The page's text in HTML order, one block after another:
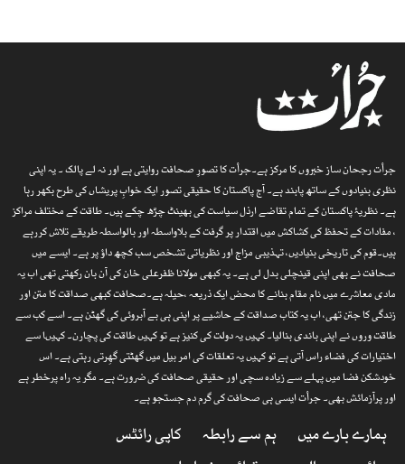
جرأت رجحان ساز خبروں کا مرکز ہے۔جرأت کا تصورِ صحافت روایتی ہے اور نہ لے پالک ۔ یہ اپنی
نظری بنیادوں کے ساتھ پابند ہے۔ آج پاکستان کا حقیقی تصور ایک خوابِ پریشاں کی طرح بکھر رہا
ہے۔ نظریۂ پاکستان کے تمام تقاضے ارذل سیاست کی بھینٹ چڑھ چکے ہیں۔ طاقت کے مختلف مراکز
، مفادات کے تحفظ کی کشاکش میں اقتدار پر گرفت کے بلاواسطہ اور بالواسطہ طریقے تلاش کررہے
ہیں۔قوم کی تاریخی بنیادیں، تہذیبی مزاج اور نظریاتی تشخص سب کچھ داؤ پر ہے۔ ایسے میں
صحافت نے بھی اپنی قینچلی بدل لی ہے۔ یہ کبھی مولانا ظفرعلی خان کی آن بان رکھتی تھی اب یہ
مادی معاشرے میں نام مقام بنانے کا محض ایک ذریعہ ،حیلہ ہے۔صحافت کبھی صداقت کا متن اور
زندگی کا جتن تھی، اب یہ کتاب صداقت کے حاشیے پر اپنی ہی بے آبروئی کی گھٹن ہے۔ اسے کب سے
طاقت وروں نے اپنی باندی بنالیا۔ کہیں یہ دولت کی کنیز ہے تو کہیں طاقت کی پچارن۔ کہیںا سے
اختیارات کی فضاء راس آتی ہے تو کہیں یہ تعلقات کی امر بیل میں گھٹتی گھِرتی رہتی ہے۔ اس
خودشکن فضا میں پہلے سے زیادہ سچی اور حقیقی صحافت کی ضرورت ہے۔ مگر یہ راہ پرخطر ہے
اور پرآزمائش بھی۔ جرأت ایسی ہی صحافت کی گرم دم جستجو ہے۔
ہمارے بارے میں ہم سے رابطہ
کاپی رائٹس